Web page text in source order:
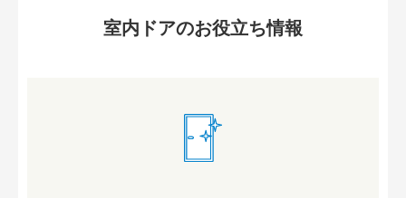
室内ドアのお役立ち情報